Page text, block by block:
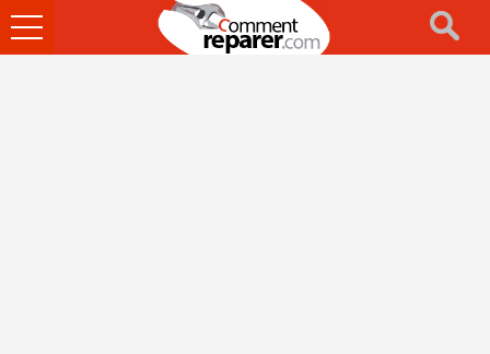
Ouvrir
le